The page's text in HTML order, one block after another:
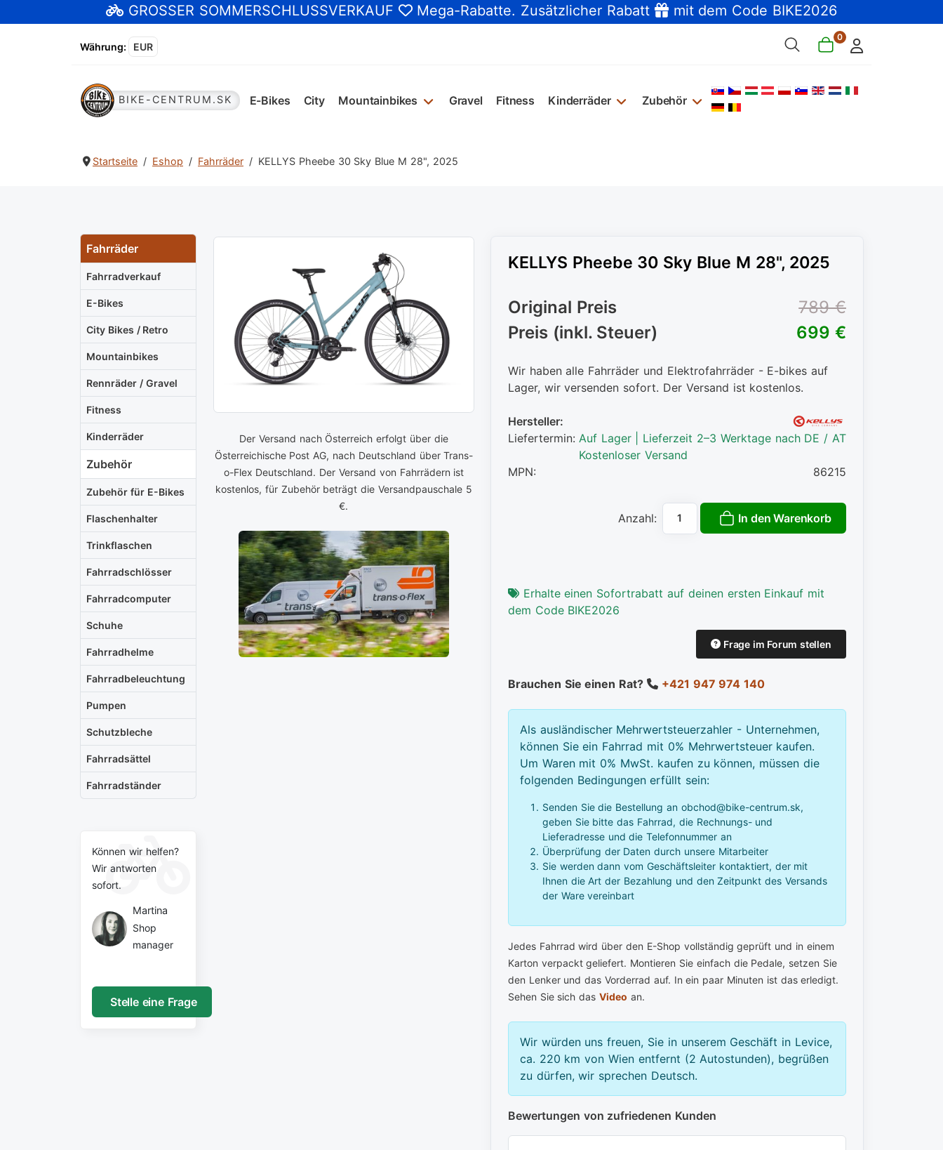
GROSSER SOMMERSCHLUSSVERKAUF Mega-Rabatte. Zusätzlicher Rabatt mit dem Code BIKE2026
Währung: EUR
0
BIKE-CENTRUM.SK E-Bikes City Mountainbikes Gravel Fitness Kinderräder Zubehör
Sprache auswählen
Startseite Eshop Fahrräder KELLYS Pheebe 30 Sky Blue M 28", 2025
Fahrräder
Fahrradverkauf
E-Bikes
City Bikes / Retro
Mountainbikes
Rennräder / Gravel
Fitness
Kinderräder
Zubehör
Zubehör für E-Bikes
Flaschenhalter
Trinkflaschen
Fahrradschlösser
Fahrradcomputer
Schuhe
Fahrradhelme
Fahrradbeleuchtung
Pumpen
Schutzbleche
Fahrradsättel
Fahrradständer
Können wir helfen?
Wir antworten
sofort.
Martina
Shop
manager
Stelle eine Frage
Der Versand nach Österreich erfolgt über die
Österreichische Post AG, nach Deutschland über Trans-
o-Flex Deutschland. Der Versand von Fahrrädern ist
kostenlos, für Zubehör beträgt die Versandpauschale 5
€.
KELLYS Pheebe 30 Sky Blue M 28", 2025
Original Preis
789 €
Preis (inkl. Steuer)
699 €
Wir haben alle Fahrräder und Elektrofahrräder - E-bikes auf
Lager, wir versenden sofort. Der Versand ist kostenlos.
Hersteller:
Liefertermin: Auf Lager | Lieferzeit 2–3 Werktage nach DE / AT
Kostenloser Versand
MPN:
86215
Anzahl: In den Warenkorb
Erhalte einen Sofortrabatt auf deinen ersten Einkauf mit
dem Code BIKE2026
Frage im Forum stellen
Brauchen Sie einen Rat? +421 947 974 140
Als ausländischer Mehrwertsteuerzahler - Unternehmen,
können Sie ein Fahrrad mit 0% Mehrwertsteuer kaufen.
Um Waren mit 0% MwSt. kaufen zu können, müssen die
folgenden Bedingungen erfüllt sein:
Senden Sie die Bestellung an obchod@bike-centrum.sk,
geben Sie bitte das Fahrrad, die Rechnungs- und
Lieferadresse und die Telefonnummer an
Überprüfung der Daten durch unsere Mitarbeiter
Sie werden dann vom Geschäftsleiter kontaktiert, der mit
Ihnen die Art der Bezahlung und den Zeitpunkt des Versands
der Ware vereinbart
Jedes Fahrrad wird über den E-Shop vollständig geprüft und in einem
Karton verpackt geliefert. Montieren Sie einfach die Pedale, setzen Sie
den Lenker und das Vorderrad auf. In ein paar Minuten ist das erledigt.
Sehen Sie sich dasVideo an.
Wir würden uns freuen, Sie in unserem Geschäft in Levice,
ca. 220 km von Wien entfernt (2 Autostunden), begrüßen
zu dürfen, wir sprechen Deutsch.
Bewertungen von zufriedenen Kunden